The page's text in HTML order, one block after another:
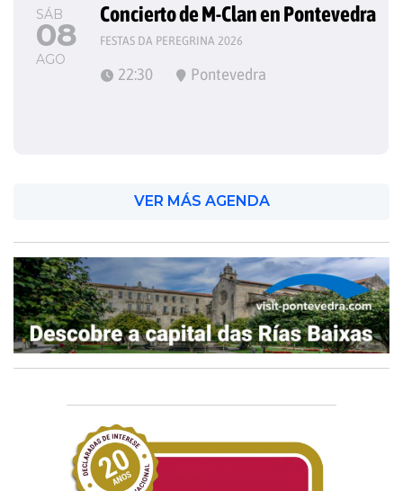
SÁB
08
AGO
Concierto de M-Clan en Pontevedra
FESTAS DA PEREGRINA 2026
22:30 Pontevedra
VER MÁS AGENDA